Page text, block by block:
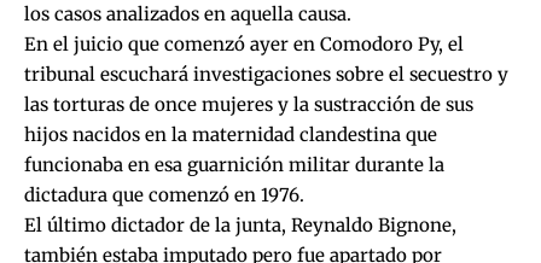
los casos analizados en aquella causa.
En el juicio que comenzó ayer en Comodoro Py, el
tribunal escuchará investigaciones sobre el secuestro y
las torturas de once mujeres y la sustracción de sus
hijos nacidos en la maternidad clandestina que
funcionaba en esa guarnición militar durante la
dictadura que comenzó en 1976.
El último dictador de la junta, Reynaldo Bignone,
también estaba imputado pero fue apartado por